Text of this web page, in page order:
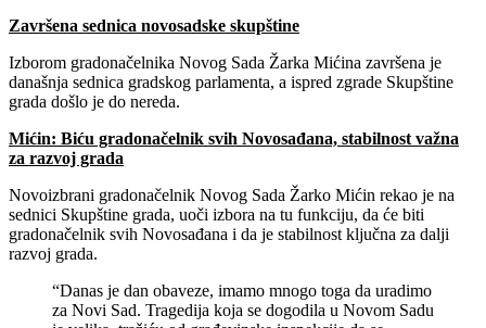
Završena sednica novosadske skupštine
Izborom gradonačelnika Novog Sada Žarka Mićina završena je
današnja sednica gradskog parlamenta, a ispred zgrade Skupštine
grada došlo je do nereda.
Mićin: Biću gradonačelnik svih Novosađana, stabilnost važna
za razvoj grada
Novoizbrani gradonačelnik Novog Sada Žarko Mićin rekao je na
sednici Skupštine grada, uoči izbora na tu funkciju, da će biti
gradonačelnik svih Novosađana i da je stabilnost ključna za dalji
razvoj grada.
“Danas je dan obaveze, imamo mnogo toga da uradimo
za Novi Sad. Tragedija koja se dogodila u Novom Sadu